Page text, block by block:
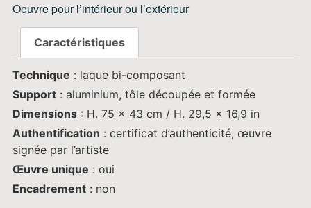
Oeuvre pour l’intérieur ou l’extérieur
Caractéristiques
Technique : laque bi-composant
Support: aluminium, tôle découpée et formée
Dimensions: H. 75 x 43 cm / H. 29,5 x 16,9 in
Authentification : certificat d’authenticité, œuvre
signée par l’artiste
Œuvre unique : oui
Encadrement: non